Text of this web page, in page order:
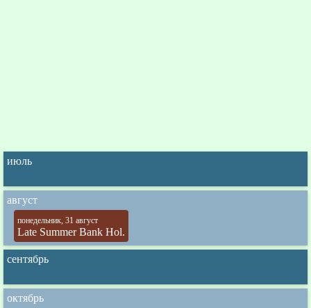
июль
август
понедельник, 31 август
Late Summer Bank Hol.
сентябрь
октябрь